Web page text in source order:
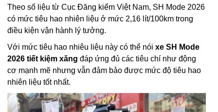
Theo số liệu từ Cục Đăng kiểm Việt Nam, SH Mode 2026
có mức tiêu hao nhiên liệu ở mức 2,16 lít/100km trong
điều kiện vận hành lý tưởng.
Với mức tiêu hao nhiêu liệu này có thể nói xe SH Mode
2026 tiết kiệm xăng đáp ứng đủ các tiêu chí như động
cơ mạnh mẽ nhưng vẫn đảm bảo được mức độ tiêu hao
nhiên liệu tốt nhất.